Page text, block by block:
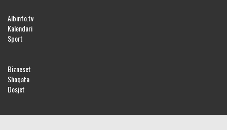
Albinfo.tv
Kalendari
Sport
Bizneset
Shoqata
Dosjet